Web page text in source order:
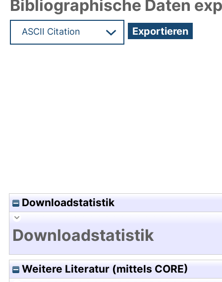
Bibliographische Daten
Downloadstatistik
Downloadstatistik
Weitere Literatur (mittels CORE)